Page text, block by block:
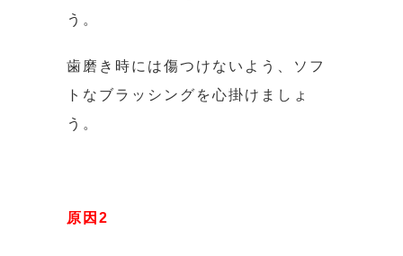
う。
歯磨き時には傷つけないよう、ソフ
トなブラッシングを心掛けましょ
う。
原因2